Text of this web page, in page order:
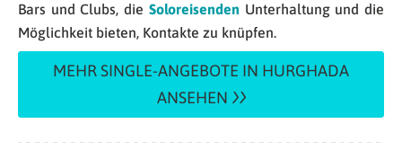
Bars und Clubs, die Soloreisenden Unterhaltung und die
Möglichkeit bieten, Kontakte zu knüpfen.
MEHR SINGLE-ANGEBOTE IN HURGHADA
ANSEHEN